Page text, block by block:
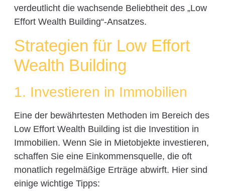
verdeutlicht die wachsende Beliebtheit des „Low
Effort Wealth Building“-Ansatzes.
Strategien für Low Effort
Wealth Building
1. Investieren in Immobilien
Eine der bewährtesten Methoden im Bereich des
Low Effort Wealth Building ist die Investition in
Immobilien. Wenn Sie in Mietobjekte investieren,
schaffen Sie eine Einkommensquelle, die oft
monatlich regelmäßige Erträge abwirft. Hier sind
einige wichtige Tipps: